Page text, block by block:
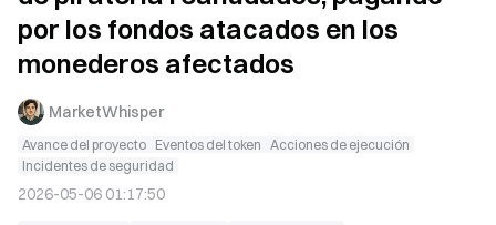
por los fondos atacados en los
monederos afectados
MarketWhisper
Avance del proyecto Eventos del token Acciones de ejecución
Incidentes de seguridad
2026-05-06 01:17:50